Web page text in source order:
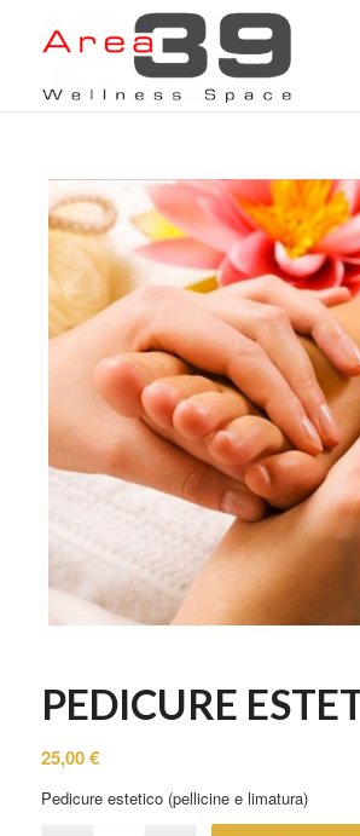
PEDICURE
25,00€
Pedicure estetico (pellicine e limatura)